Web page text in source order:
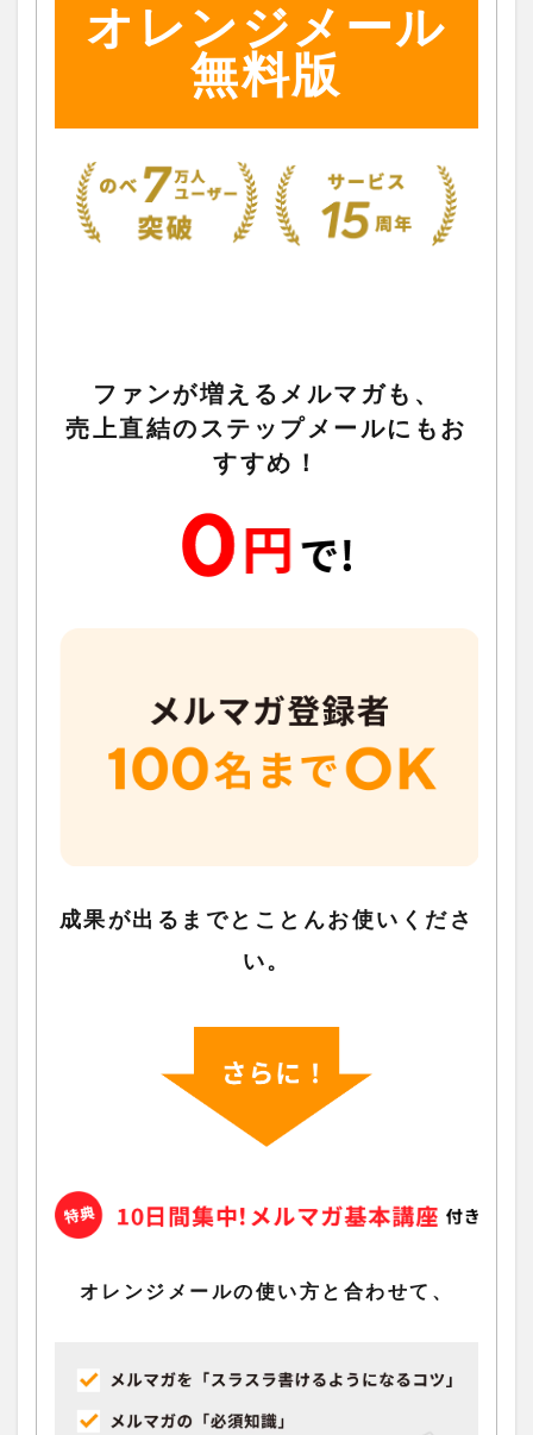
オレンジメール
無料版
ファンが増えるメルマガも、
売上直結のステップメールにもお
すすめ！
成果が出るまでとことんお使いくださ
い。
オレンジメールの使い方と合わせて、